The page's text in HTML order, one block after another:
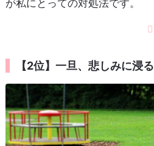
が私にとっての対処法です。
【2位】一旦、悲しみに浸る